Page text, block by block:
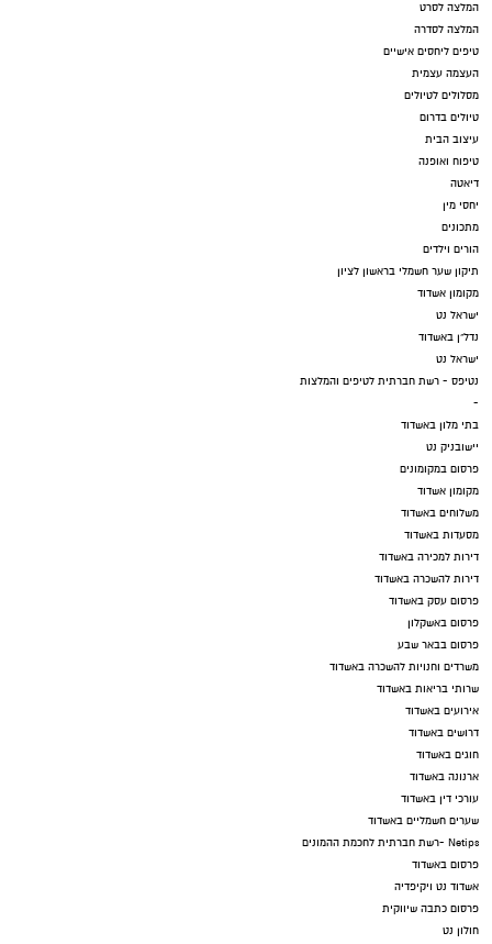
המלצה לסרט
המלצה לסדרה
טיפים ליחסים אישיים
העצמה עצמית
מסלולים לטיולים
טיולים בדרום
עיצוב הבית
טיפוח ואופנה
דיאטה
יחסי מין
מתכונים
הורים וילדים
תיקון שער חשמלי בראשון לציון
מקומון אשדוד
ישראל נט
נדל"ן באשדוד
ישראל נט
נטיפס - רשת חברתית לטיפים והמלצות
-
בתי מלון באשדוד
יישובניק נט
פרסום במקומונים
מקומון אשדוד
משלוחים באשדוד
מסעדות באשדוד
דירות למכירה באשדוד
דירות להשכרה באשדוד
פרסום עסק באשדוד
פרסום באשקלון
פרסום בבאר שבע
משרדים וחנויות להשכרה באשדוד
שרותי בריאות באשדוד
אירועים באשדוד
דרושים באשדוד
חוגים באשדוד
ארנונה באשדוד
עורכי דין באשדוד
שערים חשמליים באשדוד
Netips -רשת חברתית לחכמת ההמונים
פרסום באשדוד
אשדוד נט ויקיפדיה
פרסום כתבה שיווקית
חולון נט